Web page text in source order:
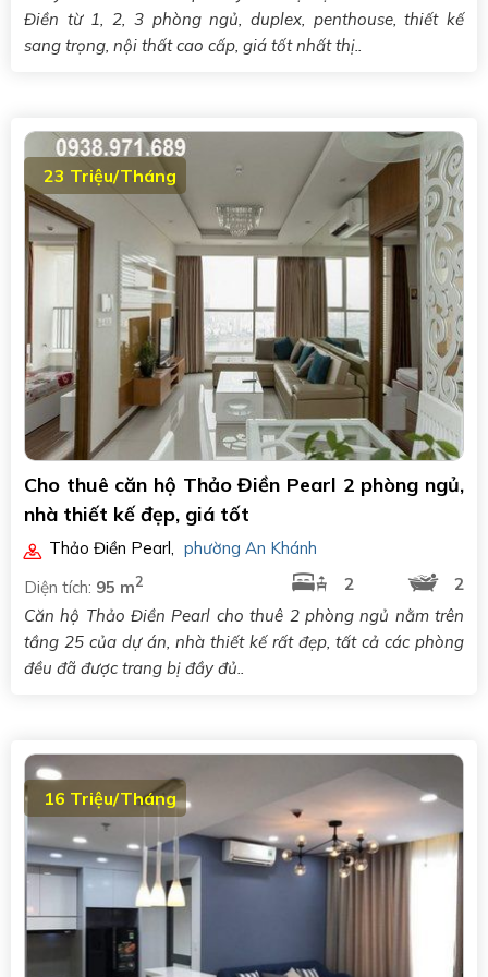
Điền từ 1, 2, 3 phòng ngủ, duplex, penthouse, thiết kế
sang trọng, nội thất cao cấp, giá tốt nhất thị..
23 Triệu/Tháng
Cho thuê căn hộ Thảo Điền Pearl 2 phòng ngủ,
nhà thiết kế đẹp, giá tốt
Thảo Điền Pearl, phường An Khánh
Diện tích: 95 m2 2
2
Căn hộ Thảo Điền Pearl cho thuê 2 phòng ngủ nằm trên
tầng 25 của dự án, nhà thiết kế rất đẹp, tất cả các phòng
đều đã được trang bị đầy đủ..
16 Triệu/Tháng